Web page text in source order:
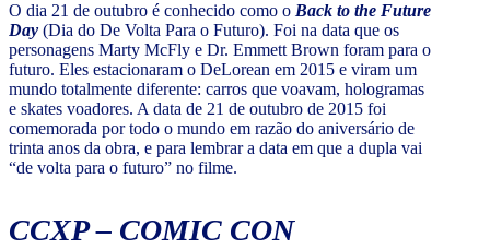
O dia 21 de outubro é conhecido como o Back to the Future
Day (Dia do De Volta Para o Futuro). Foi na data que os
personagens Marty McFly e Dr. Emmett Brown foram para o
futuro. Eles estacionaram o DeLorean em 2015 e viram um
mundo totalmente diferente: carros que voavam, hologramas
e skates voadores. A data de 21 de outubro de 2015 foi
comemorada por todo o mundo em razão do aniversário de
trinta anos da obra, e para lembrar a data em que a dupla vai
“de volta para o futuro” no filme.
CCXP – COMIC CON